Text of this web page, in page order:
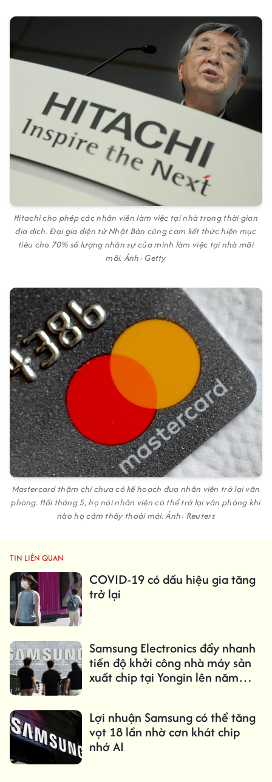
Hitachi cho phép các nhân viên làm việc tại nhà trong thời gian
địa dịch. Đại gia điện tử Nhật Bản cũng cam kết thức hiện mục
tiêu cho 70% số lượng nhân sự của mình làm việc tại nhà mãi
mãi. Ảnh: Getty
Mastercard thậm chí chưa có kế hoạch đưa nhân viên trở lại văn
phòng. Hồi tháng 5, họ nói nhân viên có thể trở lại văn phòng khi
nào họ cảm thấy thoải mái. Ảnh: Reuters
TIN LIÊN QUAN
COVID-19 có dấu hiệu gia tăng
trở lại
Samsung Electronics đẩy nhanh
tiến độ khởi công nhà máy sản
xuất chip tại Yongin lên năm
Lợi nhuận Samsung có thể tăng
vọt 18 lần nhờ cơn khát chip
nhớ AI